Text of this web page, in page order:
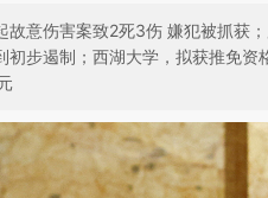
故意伤害案致2死3伤 嫌犯被抓获
初步遏制；西湖大学，拟获推免